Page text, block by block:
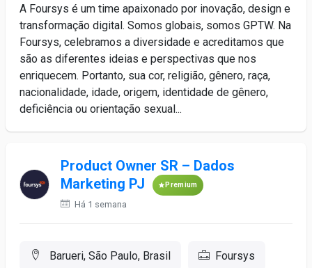
A Foursys é um time apaixonado por inovação, design e
transformação digital. Somos globais, somos GPTW. Na
Foursys, celebramos a diversidade e acreditamos que
são as diferentes ideias e perspectivas que nos
enriquecem. Portanto, sua cor, religião, gênero, raça,
nacionalidade, idade, origem, identidade de gênero,
deficiência ou orientação sexual...
Product Owner SR – Dados
Marketing PJ
Premium
Há 1 semana
Barueri, São Paulo, Brasil Foursys